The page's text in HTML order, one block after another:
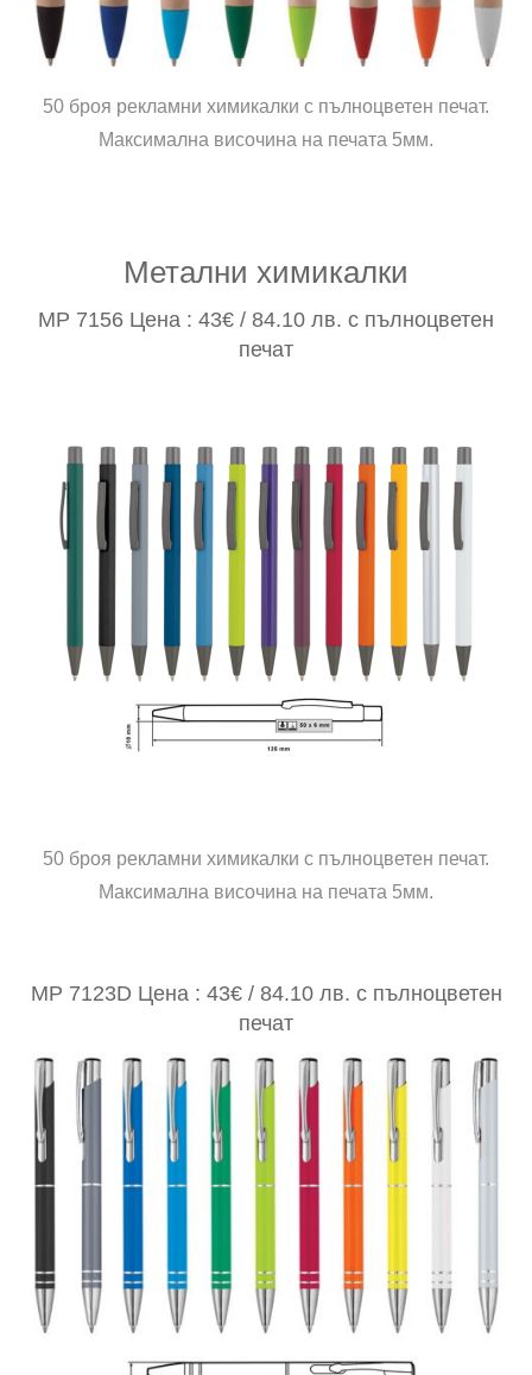
50 броя рекламни химикалки с пълноцветен печат.
Максимална височина на печата 5мм.
Метални химикалки
MP 7156 Цена : 43€ / 84.10 лв. с пълноцветен
печат
50 броя рекламни химикалки с пълноцветен печат.
Максимална височина на печата 5мм.
MP 7123D Цена : 43€ / 84.10 лв. с пълноцветен
печат